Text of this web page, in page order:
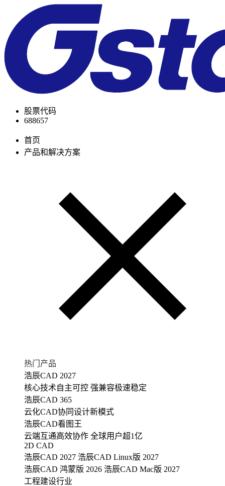
股票代码
688657
首页
产品和解决方案
热门产品
浩辰CAD 2027
核心技术自主可控 强兼容极速稳定
浩辰CAD 365
云化CAD协同设计新模式
浩辰CAD看图王
云端互通高效协作 全球用户超1亿
2D CAD
浩辰CAD 2027 浩辰CAD Linux版 2027
浩辰CAD 鸿蒙版 2026 浩辰CAD Mac版 2027
工程建设行业